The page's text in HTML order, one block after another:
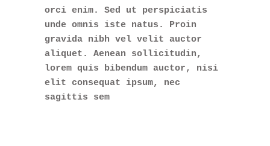
orci enim. Sed ut perspiciatis
unde omnis iste natus. Proin
gravida nibh vel velit auctor
aliquet. Aenean sollicitudin,
lorem quis bibendum auctor, nisi
elit consequat ipsum, nec
sagittis sem